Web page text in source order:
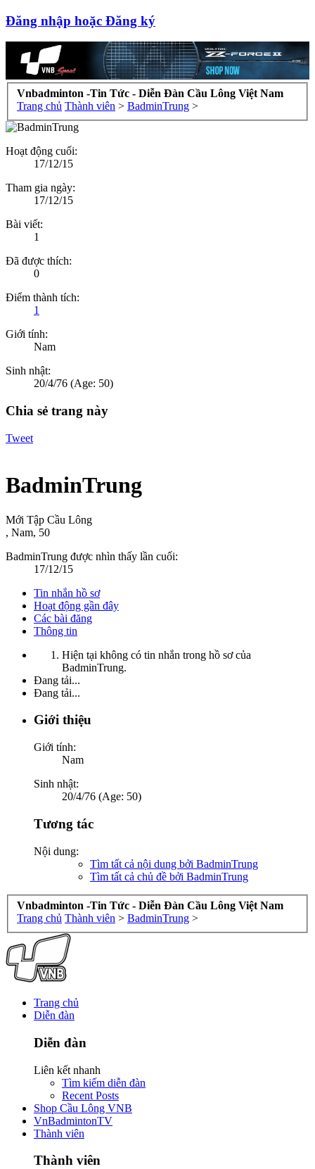
Đăng nhập hoặc Đăng ký
Vnbadminton -Tin Tức - Diễn Đàn Cầu Lông Việt Nam
Trang chủ Thành viên > BadminTrung >
Hoạt động cuối:
17/12/15
Tham gia ngày:
17/12/15
Bài viết:
1
Đã được thích:
0
Điểm thành tích:
1
Giới tính:
Nam
Sinh nhật:
20/4/76 (Age: 50)
Chia sẻ trang này
Tweet
BadminTrung
Mới Tập Cầu Lông
, Nam, 50
BadminTrung được nhìn thấy lần cuối:
17/12/15
Tin nhắn hồ sơ
Hoạt động gần đây
Các bài đăng
Thông tin
Hiện tại không có tin nhắn trong hồ sơ của
BadminTrung.
Đang tải...
Đang tải...
Giới thiệu
Giới tính:
Nam
Sinh nhật:
20/4/76 (Age: 50)
Tương tác
Nội dung:
Tìm tất cả nội dung bởi BadminTrung
Tìm tất cả chủ đề bởi BadminTrung
Vnbadminton -Tin Tức - Diễn Đàn Cầu Lông Việt Nam
Trang chủ Thành viên > BadminTrung >
Trang chủ
Diễn đàn
Diễn đàn
Liên kết nhanh
Tìm kiếm diễn đàn
Recent Posts
Shop Cầu Lông VNB
VnBadmintonTV
Thành viên
Thành viên